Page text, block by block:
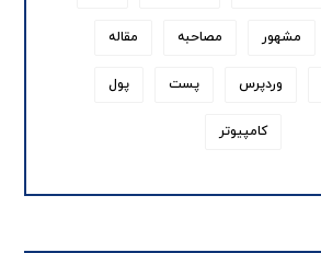
مشهور مصاحبه مقاله
وردپرس پست پول
کامپیوتر